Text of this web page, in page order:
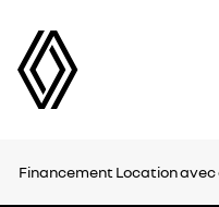
Financement Location